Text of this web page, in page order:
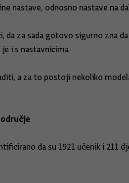
nastave, odnosno nastave na
za sada gotovo sigurno zna
i s nastavnicima
a za to postoji nekoliko
da su 1921 učenik i